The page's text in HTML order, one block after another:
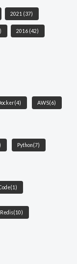
2021 (37)
2016 (42)
(4) AWS(6)
Python(7)
(1)
Redis(10)